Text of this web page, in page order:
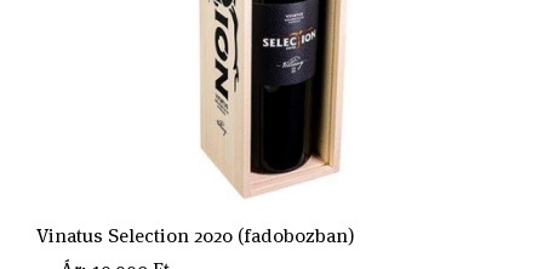
Vinatus Selection 2020 (fadobozban)